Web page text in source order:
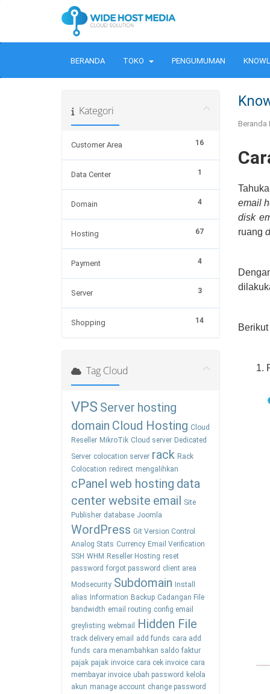
BERANDA TOKO PENGUMUMAN
Beranda
Kategori
16
Customer Area
1
Data Center
4
Domain
67
Hosting
4
Payment
3
Server
14
Shopping
email
disk
ruang
1.
Tag Cloud
VPS Server hosting
domain Cloud Hosting Cloud
Reseller MikroTik Cloud server Dedicated
Server colocation server rack Rack
Colocation redirect mengalihkan
cPanel web hosting data
center website email Site
Publisher database Joomla
WordPress Git Version Control
Analog Stats Currency Email Verification
SSH WHM Reseller Hosting reset
password forgot password client area
Modsecurity Subdomain
Install
alias
Information Backup Cadangan File
bandwidth email routing config email
greylisting webmail Hidden File
track delivery email add funds cara add
funds cara menambahkan saldo faktur
pajak pajak invoice cara cek invoice cara
membayar invoice ubah password kelola
akun manage account change password